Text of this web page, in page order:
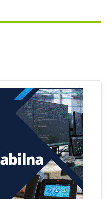
држава. Лупаш ко к у
i
i
uvredu,neznanje i
dobrotu,pamet i
nezavisnu državu jer
a recimo Srbija je
iz Srbije stoji -